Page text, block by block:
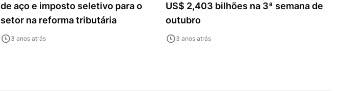
de aço e imposto seletivo para o
setor na reforma tributária
3 anos atrás
US$ 2,403 bilhões na 3ª semana de
outubro
3 anos atrás